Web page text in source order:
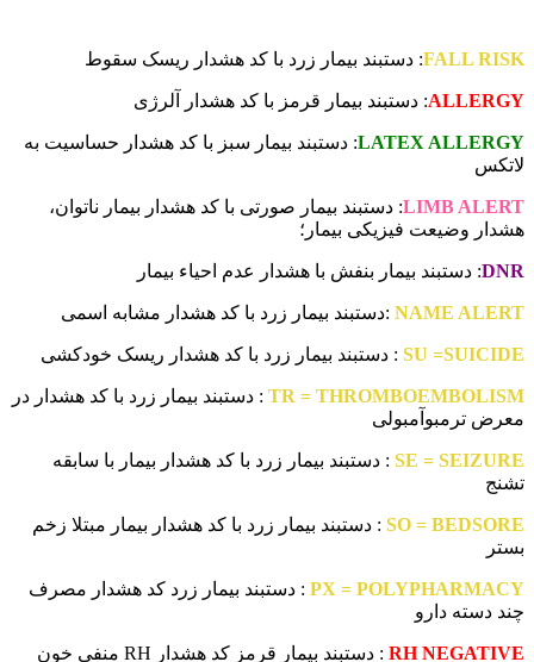
FALL RISK: دستبند بیمار زرد با کد هشدار ریسک سقوط
ALLERGY: دستبند بیمار قرمز با کد هشدار آلرژی
LATEX ALLERGY: دستبند بیمار سبز با کد هشدار حساسیت به
لاتکس
LIMB ALERT: دستبند بیمار صورتی با کد هشدار بیمار ناتوان،
هشدار وضیعت فیزیکی بیمار؛
DNR: دستبند بیمار بنفش با هشدار عدم احیاء بیمار
NAME ALERT :دستبند بیمار زرد با کد هشدار مشابه اسمی
SU =SUICIDE : دستبند بیمار زرد با کد هشدار ریسک خودکشی
TR = THROMBOEMBOLISM : دستبند بیمار زرد با کد هشدار در
معرض ترمبوآمبولی
SE = SEIZURE : دستبند بیمار زرد با کد هشدار بیمار با سابقه
تشنج
SO = BEDSORE : دستبند بیمار زرد با کد هشدار بیمار مبتلا زخم
بستر
PX = POLYPHARMACY : دستبند بیمار زرد کد هشدار مصرف
چند دسته دارو
RH NEGATIVE : دستبند بیمار قرمز کد هشدار RH منفی خون